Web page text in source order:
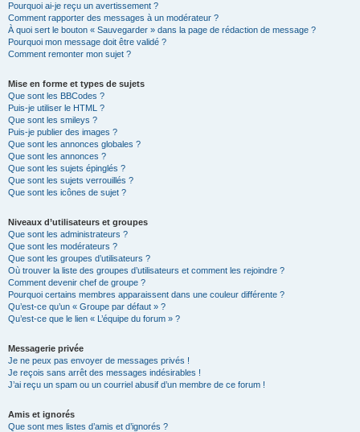
Pourquoi ai-je reçu un avertissement ?
Comment rapporter des messages à un modérateur ?
À quoi sert le bouton « Sauvegarder » dans la page de rédaction de message ?
Pourquoi mon message doit être validé ?
Comment remonter mon sujet ?
Mise en forme et types de sujets
Que sont les BBCodes ?
Puis-je utiliser le HTML ?
Que sont les smileys ?
Puis-je publier des images ?
Que sont les annonces globales ?
Que sont les annonces ?
Que sont les sujets épinglés ?
Que sont les sujets verrouillés ?
Que sont les icônes de sujet ?
Niveaux d’utilisateurs et groupes
Que sont les administrateurs ?
Que sont les modérateurs ?
Que sont les groupes d’utilisateurs ?
Où trouver la liste des groupes d’utilisateurs et comment les rejoindre ?
Comment devenir chef de groupe ?
Pourquoi certains membres apparaissent dans une couleur différente ?
Qu’est-ce qu’un « Groupe par défaut » ?
Qu’est-ce que le lien « L’équipe du forum » ?
Messagerie privée
Je ne peux pas envoyer de messages privés !
Je reçois sans arrêt des messages indésirables !
J’ai reçu un spam ou un courriel abusif d’un membre de ce forum !
Amis et ignorés
Que sont mes listes d’amis et d’ignorés ?